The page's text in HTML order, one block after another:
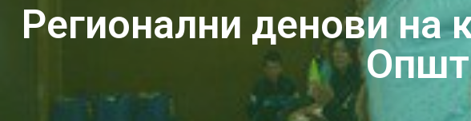
Регионални денови на